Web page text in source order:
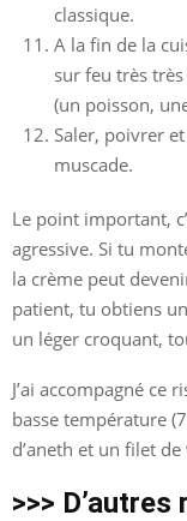
classique.
A la fin de la
sur feu très
(un poisson,
Saler, poivrer
muscade.
Le point important,
agressive. Si tu
la crème peut
patient, tu obtiens
un léger croquant,
J’ai accompagné ce
basse température
d’aneth et un filet
>>>